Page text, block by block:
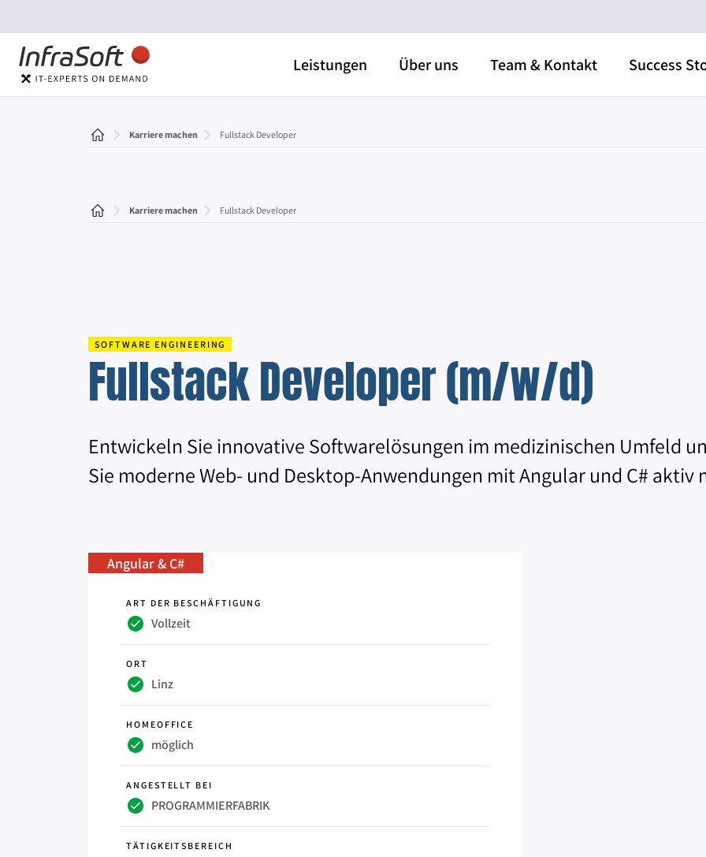
Leistungen Über uns Team & Kontakt Success
Karriere machen Fullstack Developer
Karriere machen Fullstack Developer
SOFTWARE ENGINEERING
Fullstack Developer (m/w/d)
Entwickeln Sie innovative Softwarelösungen im medizinischen Umfeld
Sie moderne Web- und Desktop-Anwendungen mit Angular und C# aktiv
Angular & C#
ART DER BESCHÄFTIGUNG
Vollzeit
ORT
Linz
HOMEOFFICE
möglich
ANGESTELLT BEI
PROGRAMMIERFABRIK
TÄTIGKEITSBEREICH